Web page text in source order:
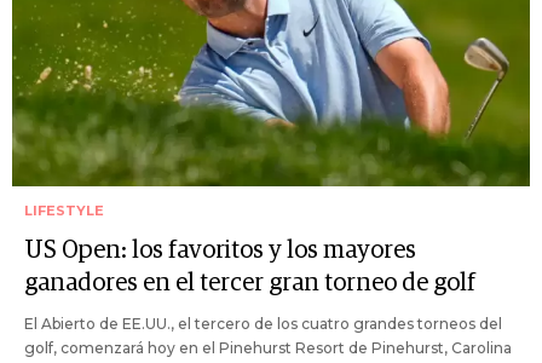
LIFESTYLE
US Open: los favoritos y los mayores
ganadores en el tercer gran torneo de golf
El Abierto de EE.UU., el tercero de los cuatro grandes torneos del
golf, comenzará hoy en el Pinehurst Resort de Pinehurst, Carolina